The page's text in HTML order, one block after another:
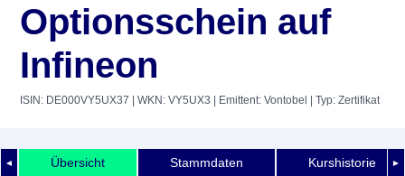
Optionsschein auf
Infineon
ISIN: DE000VY5UX37 | WKN: VY5UX3 | Emittent: Vontobel | Typ: Zertifikat
◄ ►
Übersicht Stammdaten Kurshistorie